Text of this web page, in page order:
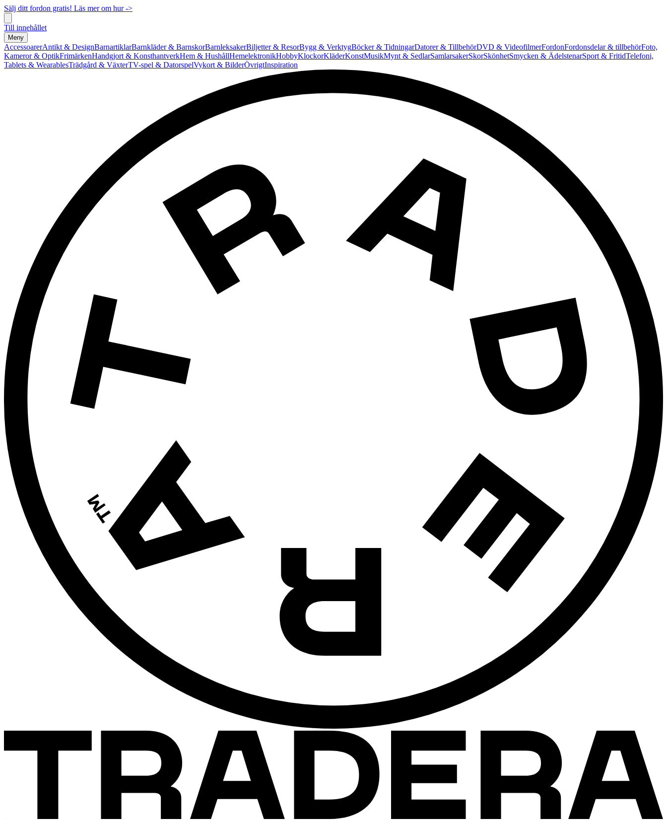
Sälj ditt fordon gratis! Läs mer om hur ->
Till innehållet
Meny
AccessoarerAntikt & DesignBarnartiklarBarnkläder & BarnskorBarnleksakerBiljetter & ResorBygg & VerktygBöcker & TidningarDatorer & TillbehörDVD & VideofilmerFordonFordonsdelar & tillbehörFoto,
Kameror & OptikFrimärkenHandgjort & KonsthantverkHem & HushållHemelektronikHobbyKlockorKläderKonstMusikMynt & SedlarSamlarsakerSkorSkönhetSmycken & ÄdelstenarSport & FritidTelefoni,
Tablets & WearablesTrädgård & VäxterTV-spel & DatorspelVykort & BilderÖvrigtInspiration